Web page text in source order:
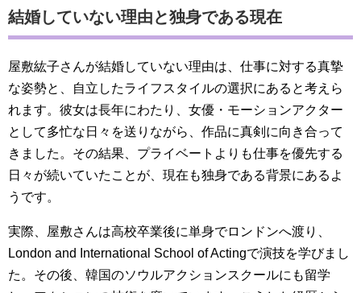
結婚していない理由と独身である現在
屋敷紘子さんが結婚していない理由は、仕事に対する真摯
な姿勢と、自立したライフスタイルの選択にあると考えら
れます。彼女は長年にわたり、女優・モーションアクター
として多忙な日々を送りながら、作品に真剣に向き合って
きました。その結果、プライベートよりも仕事を優先する
日々が続いていたことが、現在も独身である背景にあるよ
うです。
実際、屋敷さんは高校卒業後に単身でロンドンへ渡り、
London and International School of Actingで演技を学びまし
た。その後、韓国のソウルアクションスクールにも留学